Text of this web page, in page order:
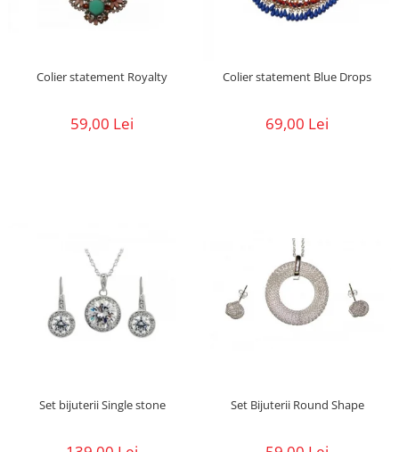
Colier statement Royalty
59,00 Lei
Colier statement Blue Drops
69,00 Lei
Set bijuterii Single stone Set Bijuterii Round Shape